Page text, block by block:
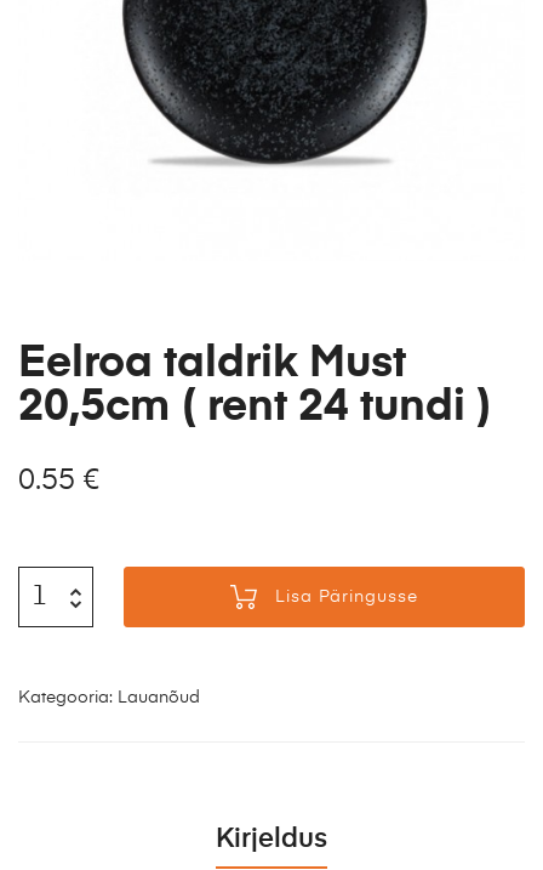
Eelroa taldrik Must
20,5cm ( rent 24 tundi )
0.55 €
Lisa Päringusse
Kategooria: Lauanõud
Kirjeldus